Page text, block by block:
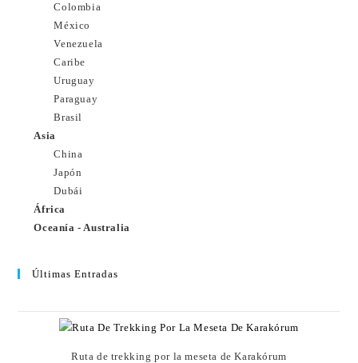
Colombia
México
Venezuela
Caribe
Uruguay
Paraguay
Brasil
Asia
China
Japón
Dubái
África
Oceanía - Australia
Últimas Entradas
Ruta de trekking por la meseta de Karakórum